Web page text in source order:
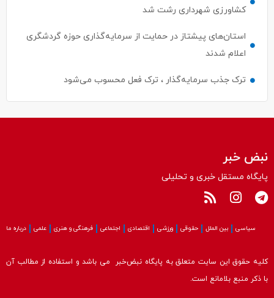
کشاورزی شهرداری رشت شد
استان‌های پیشتاز در حمایت از سرمایه‌گذاری حوزه گردشگری
اعلام شدند
ترک جذب سرمایه‌گذار ، ترک فعل محسوب می‌شود
نبض خبر
پایگاه مستقل خبری و تحلیلی
سیاسی بین الملل حقوقی ورزشی اقتصادی اجتماعی فرهنگی و هنری علمی درباره ما
کلیه حقوق این سایت متعلق به پایگاه نبض‌خبر می باشد و استفاده از مطالب آن
با ذکر منبع بلامانع است.